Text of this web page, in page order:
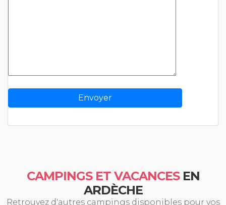
CAMPINGS ET VACANCESEN
ARDÈCHE
Retrouvez d'autres campings disponibles pour vos